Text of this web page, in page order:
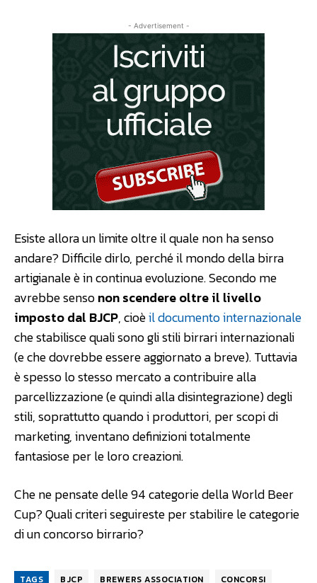
- Advertisement -
Esiste allora un limite oltre il quale non ha senso
andare? Difficile dirlo, perché il mondo della birra
artigianale è in continua evoluzione. Secondo me
avrebbe sensonon scendere oltre il livello
imposto dal BJCP, cioèil documento internazionale
che stabilisce quali sono gli stili birrari internazionali
(e che dovrebbe essere aggiornato a breve). Tuttavia
è spesso lo stesso mercato a contribuire alla
parcellizzazione (e quindi alla disintegrazione) degli
stili, soprattutto quando i produttori, per scopi di
marketing, inventano definizioni totalmente
fantasiose per le loro creazioni.
Che ne pensate delle 94 categorie della World Beer
Cup? Quali criteri seguireste per stabilire le categorie
di un concorso birrario?
TAGS BJCP BREWERS ASSOCIATION
CONCORSI